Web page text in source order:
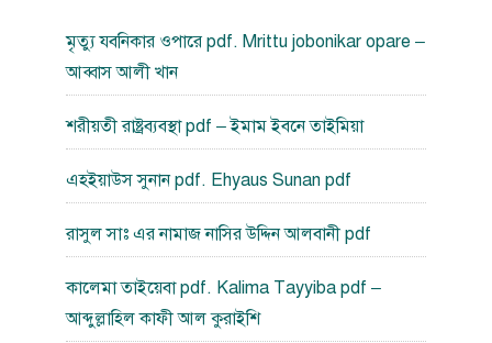
মৃত্যু যবনিকার ওপারে pdf. Mrittu jobonikar opare –
আব্বাস আলী খান
শরীয়তী রাষ্ট্রব্যবস্থা pdf – ইমাম ইবনে তাইমিয়া
এহইয়াউস সুনান pdf. Ehyaus Sunan pdf
রাসুল সাঃ এর নামাজ নাসির উদ্দিন আলবানী pdf
কালেমা তাইয়েবা pdf. Kalima Tayyiba pdf –
আব্দুল্লাহিল কাফী আল কুরাইশি